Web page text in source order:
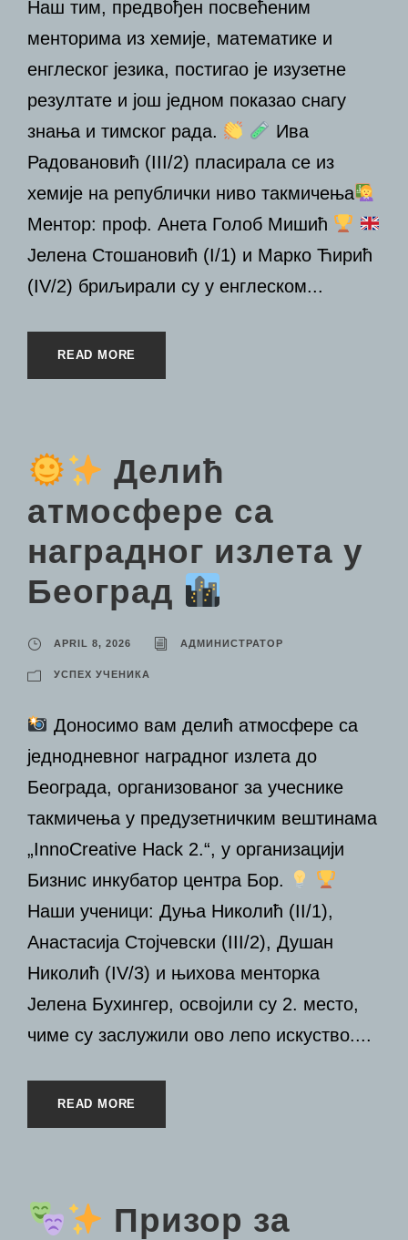
Наш тим, предвођен посвећеним
менторима из хемије, математике и
енглеског језика, постигао је изузетне
резултате и још једном показао снагу
знања и тимског рада.
Ива
Радовановић (III/2) пласирала се из
хемије на републички ниво такмичења
Ментор: проф. Анета Голоб Мишић
Јелена Стошановић (I/1) и Марко Ћирић
(IV/2) бриљирали су у енглеском...
READ MORE
Делић
атмосфере са
наградног излета у
Београд
APRIL 8, 2026 АДМИНИСТРАТОР
УСПЕХ УЧЕНИКА
Доносимо вам делић атмосфере са
једнодневног наградног излета до
Београда, организованог за учеснике
такмичења у предузетничким вештинама
„InnoCreative Hack 2.“, у организацији
Бизнис инкубатор центра Бор.
Наши ученици: Дуња Николић (II/1),
Анастасија Стојчевски (III/2), Душан
Николић (IV/3) и њихова менторка
Јелена Бухингер, освојили су 2. место,
чиме су заслужили ово лепо искуство....
READ MORE
Призор за